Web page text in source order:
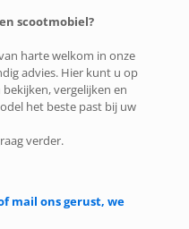
scootmobiel?
harte welkom in onze
advies. Hier kunt u op
vergelijken en
het beste past bij uw
verder.
mail ons gerust, we